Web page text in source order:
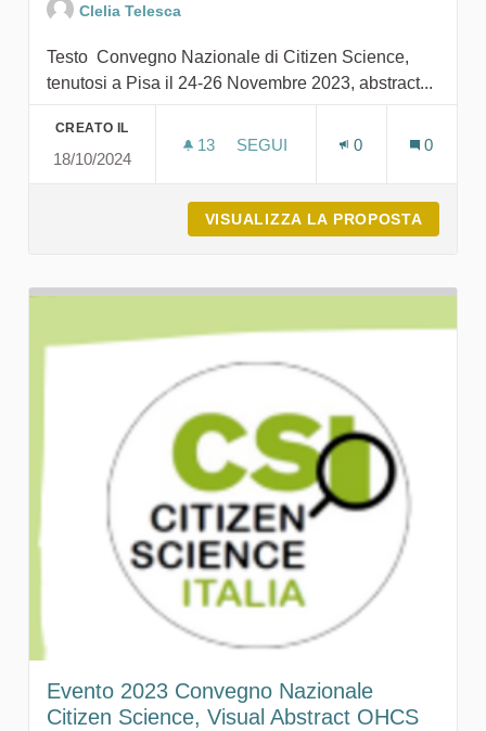
Clelia Telesca
Testo Convegno Nazionale di Citizen Science,
tenutosi a Pisa il 24-26 Novembre 2023, abstract...
CREATO IL
18/10/2024
13 13 SOSTENITORI
SEGUI
0 0
VISUALIZZA LA PROPOSTA
Evento 2023 Convegno Nazionale
Citizen Science, Visual Abstract OHCS